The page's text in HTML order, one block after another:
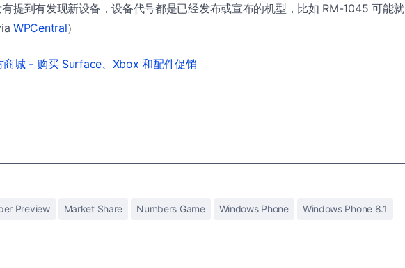
提到有发现新设备，设备代号都是已经发布或宣布的机型，比如 RM-1045 可能就
WPCentral）
商城 - 购买 Surface、Xbox 和配件促销
Preview Market Share Numbers Game Windows Phone Windows Phone 8.1